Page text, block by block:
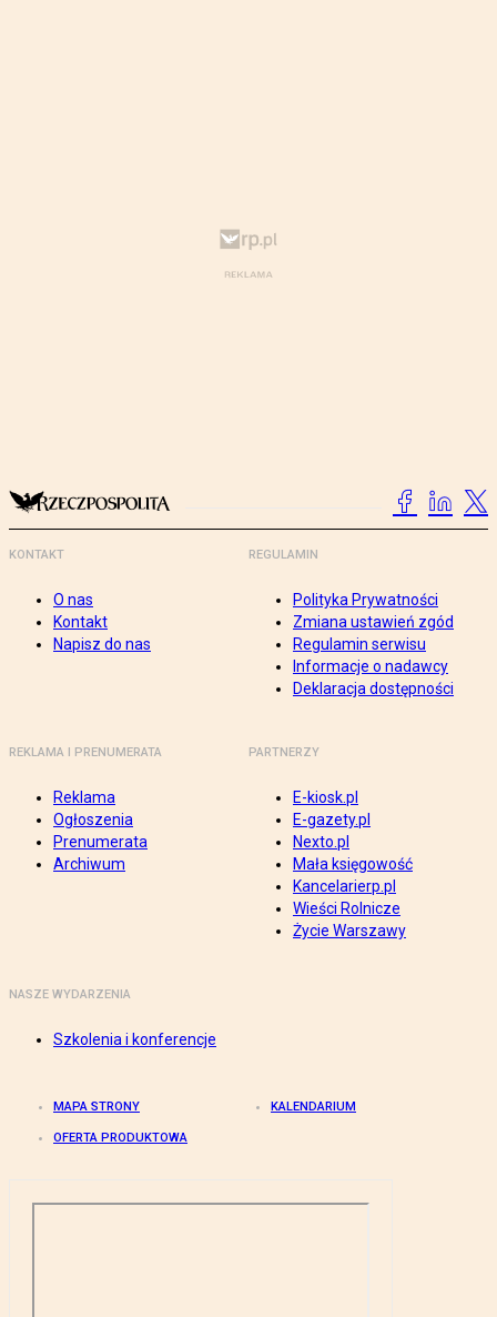
KONTAKT
O nas
Kontakt
Napisz do nas
REGULAMIN
Polityka Prywatności
Zmiana ustawień zgód
Regulamin serwisu
Informacje o nadawcy
Deklaracja dostępności
REKLAMA I PRENUMERATA
Reklama
Ogłoszenia
Prenumerata
Archiwum
PARTNERZY
E-kiosk.pl
E-gazety.pl
Nexto.pl
Mała księgowość
Kancelarierp.pl
Wieści Rolnicze
Życie Warszawy
NASZE WYDARZENIA
Szkolenia i konferencje
MAPA STRONY KALENDARIUM
OFERTA PRODUKTOWA